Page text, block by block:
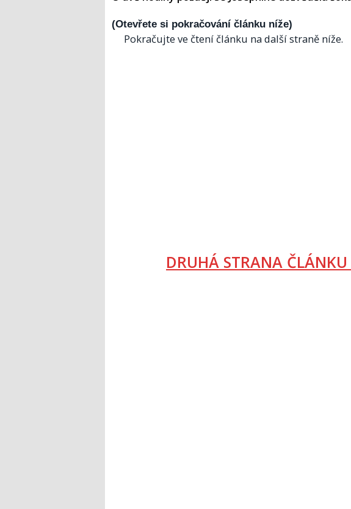
(Otevřete si pokračování článku níže)
Pokračujte ve čtení článku na další straně níže.
DRUHÁ STRANA